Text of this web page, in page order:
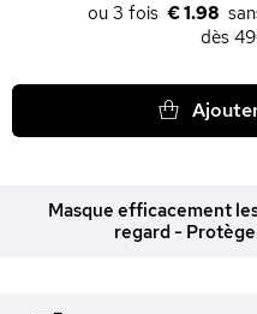
€ 1.98
dès
Masque efficacement
regard -